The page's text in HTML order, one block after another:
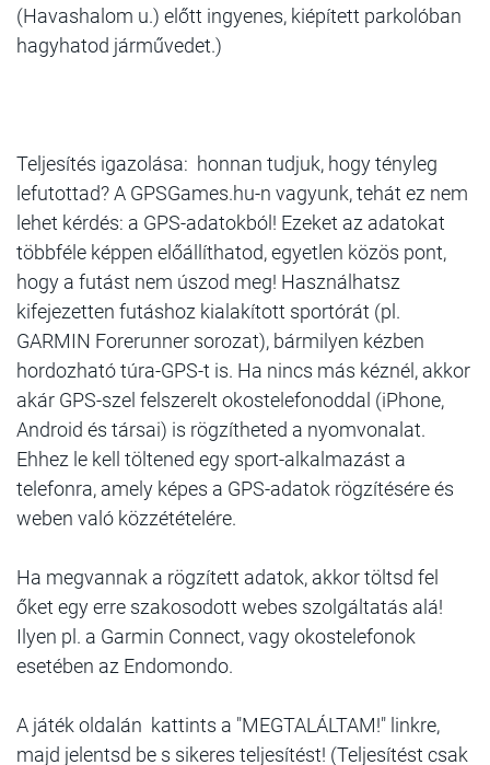
(Havashalom u.) előtt ingyenes, kiépített parkolóban
hagyhatod járművedet.)
Teljesítés igazolása: honnan tudjuk, hogy tényleg
lefutottad? A GPSGames.hu-n vagyunk, tehát ez nem
lehet kérdés: a GPS-adatokból! Ezeket az adatokat
többféle képpen előállíthatod, egyetlen közös pont,
hogy a futást nem úszod meg! Használhatsz
kifejezetten futáshoz kialakított sportórát (pl.
GARMIN Forerunner sorozat), bármilyen kézben
hordozható túra-GPS-t is. Ha nincs más kéznél, akkor
akár GPS-szel felszerelt okostelefonoddal (iPhone,
Android és társai) is rögzítheted a nyomvonalat.
Ehhez le kell töltened egy sport-alkalmazást a
telefonra, amely képes a GPS-adatok rögzítésére és
weben való közzétételére.
Ha megvannak a rögzített adatok, akkor töltsd fel
őket egy erre szakosodott webes szolgáltatás alá!
Ilyen pl. a Garmin Connect, vagy okostelefonok
esetében az Endomondo.
A játék oldalán kattints a "MEGTALÁLTAM!" linkre,
majd jelentsd be s sikeres teljesítést! (Teljesítést csak